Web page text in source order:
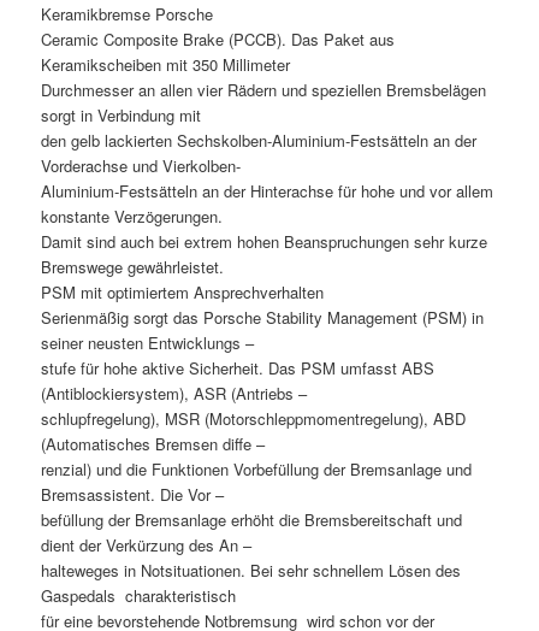
Keramikbremse Porsche
Ceramic Composite Brake (PCCB). Das Paket aus
Keramikscheiben mit 350 Millimeter
Durchmesser an allen vier Rädern und speziellen Bremsbelägen
sorgt in Verbindung mit
den gelb lackierten Sechskolben-Aluminium-Festsätteln an der
Vorderachse und Vierkolben-
Aluminium-Festsätteln an der Hinterachse für hohe und vor allem
konstante Verzögerungen.
Damit sind auch bei extrem hohen Beanspruchungen sehr kurze
Bremswege gewährleistet.
PSM mit optimiertem Ansprechverhalten
Serienmäßig sorgt das Porsche Stability Management (PSM) in
seiner neusten Entwicklungs –
stufe für hohe aktive Sicherheit. Das PSM umfasst ABS
(Antiblockiersystem), ASR (Antriebs –
schlupfregelung), MSR (Motorschleppmomentregelung), ABD
(Automatisches Bremsen diffe –
renzial) und die Funktionen Vorbefüllung der Bremsanlage und
Bremsassistent. Die Vor –
befüllung der Bremsanlage erhöht die Bremsbereitschaft und
dient der Verkürzung des An –
halteweges in Notsituationen. Bei sehr schnellem Lösen des
Gaspedals  charakteristisch
für eine bevorstehende Notbremsung  wird schon vor der